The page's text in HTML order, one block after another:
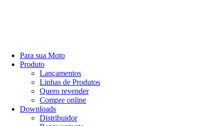
Para sua Moto
Produto
Lançamentos
Linhas de Produtos
Quero revender
Compre online
Downloads
Distribuidor